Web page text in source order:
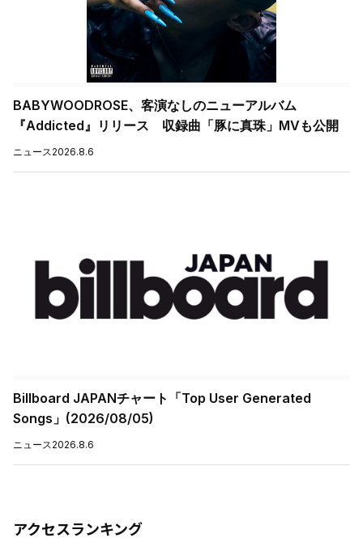
BABYWOODROSE、客演なしのニューアルバム
『Addicted』リリース 収録曲「豚に真珠」MVも公開
ニュース2026.8.6
Billboard JAPANチャート「Top User Generated
Songs」(2026/08/05)
ニュース 2026.8.6
アクセスランキング